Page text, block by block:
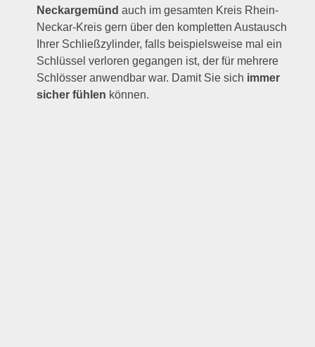
Neckargemünd auch im gesamten Kreis Rhein-
Neckar-Kreis gern über den kompletten Austausch
Ihrer Schließzylinder, falls beispielsweise mal ein
Schlüssel verloren gegangen ist, der für mehrere
Schlösser anwendbar war. Damit Sie sich immer
sicher fühlen können.